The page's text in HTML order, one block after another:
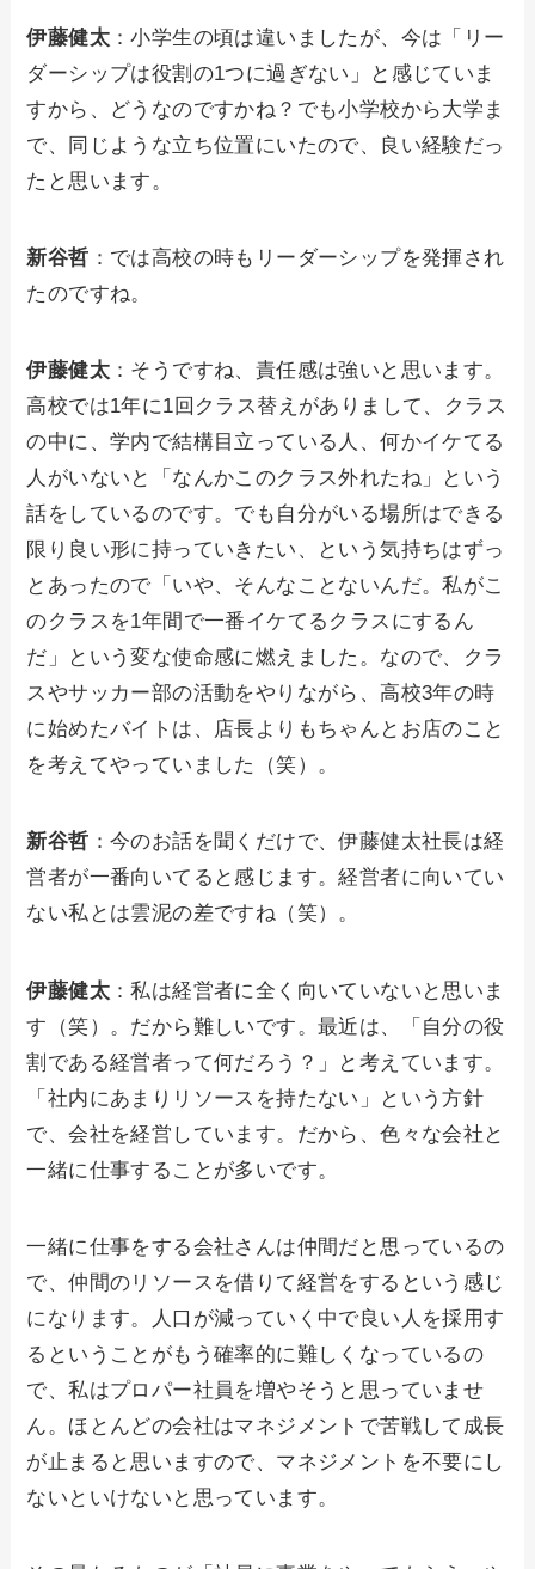
伊藤健太 ：小学生の頃は違いましたが、今は「リー
ダーシップは役割の1つに過ぎない」と感じていま
すから、どうなのですかね？でも小学校から大学ま
で、同じような立ち位置にいたので、良い経験だっ
たと思います。
新谷哲 ：では高校の時もリーダーシップを発揮され
たのですね。
伊藤健太 ：そうですね、責任感は強いと思います。
高校では1年に1回クラス替えがありまして、クラス
の中に、学内で結構目立っている人、何かイケてる
人がいないと「なんかこのクラス外れたね」という
話をしているのです。でも自分がいる場所はできる
限り良い形に持っていきたい、という気持ちはずっ
とあったので「いや、そんなことないんだ。私がこ
のクラスを1年間で一番イケてるクラスにするん
だ」という変な使命感に燃えました。なので、クラ
スやサッカー部の活動をやりながら、高校3年の時
に始めたバイトは、店長よりもちゃんとお店のこと
を考えてやっていました（笑）。
新谷哲 ：今のお話を聞くだけで、伊藤健太社長は経
営者が一番向いてると感じます。経営者に向いてい
ない私とは雲泥の差ですね（笑）。
伊藤健太 ：私は経営者に全く向いていないと思いま
す（笑）。だから難しいです。最近は、「自分の役
割である経営者って何だろう？」と考えています。
「社内にあまりリソースを持たない」という方針
で、会社を経営しています。だから、色々な会社と
一緒に仕事することが多いです。
一緒に仕事をする会社さんは仲間だと思っているの
で、仲間のリソースを借りて経営をするという感じ
になります。人口が減っていく中で良い人を採用す
るということがもう確率的に難しくなっているの
で、私はプロパー社員を増やそうと思っていませ
ん。ほとんどの会社はマネジメントで苦戦して成長
が止まると思いますので、マネジメントを不要にし
ないといけないと思っています。